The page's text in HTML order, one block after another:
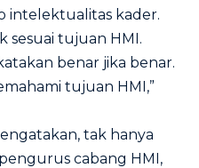
intelektualitas kader.
sesuai tujuan HMI.
benar jika benar.
tujuan HMI,”
tak hanya
cabang HMI,